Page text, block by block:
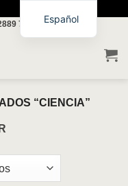
7717
“CIENCIA”
Español